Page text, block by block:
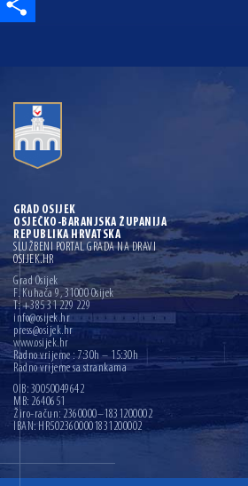
GRAD OSIJEK
OSJEČKO-BARANJSKA ŽUPANIJA
REPUBLIKA HRVATSKA
SLUŽBENI PORTAL GRADA NA DRAVI
OSIJEK.HR
Grad Osijek
F. Kuhača 9, 31000 Osijek
T: +385 31 229 229
info@osijek.hr
press@osijek.hr
www.osijek.hr
Radno vrijeme : 7:30h – 15:30h
Radno vrijeme sa strankama
OIB: 30050049642
MB: 2640651
Žiro-račun: 2360000–1831200002
IBAN: HR5023600001831200002